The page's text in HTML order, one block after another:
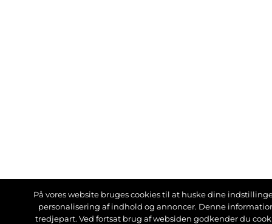
På vores website bruges cookies til at huske dine
personalisering af indhold og annoncer. Denne
tredjepart. Ved fortsat brug af websiden godkender du